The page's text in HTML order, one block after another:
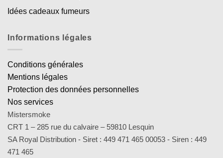
Idées cadeaux fumeurs
Informations légales
Conditions générales
Mentions légales
Protection des données personnelles
Nos services
Mistersmoke
CRT 1 – 285 rue du calvaire – 59810 Lesquin
SA Royal Distribution - Siret : 449 471 465 00053 - Siren : 449
471 465